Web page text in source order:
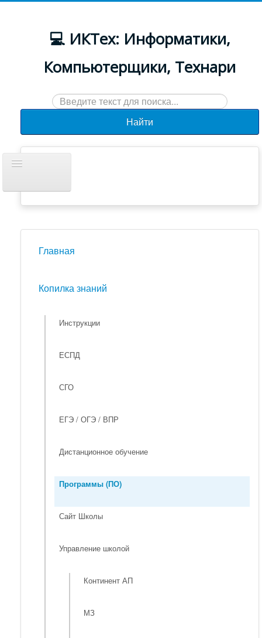
💻 ИКТех: Информатики,
Компьютерщики, Технари
Искать...
Найти
навигацию
Новости
Главная
Копилка знаний
Инструкции
ЕСПД
СГО
ЕГЭ / ОГЭ / ВПР
Дистанционное обучение
Программы (ПО)
Сайт Школы
Управление школой
Континент АП
МЗ